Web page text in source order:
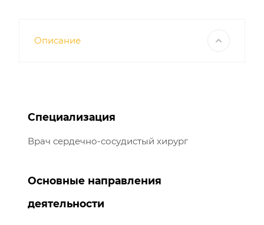
Описание
Специализация
Врач сердечно-сосудистый хирург
Основные направления
деятельности